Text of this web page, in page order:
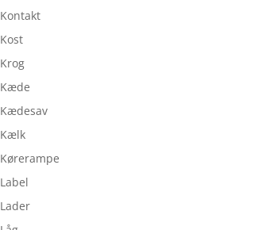
Kontakt
Kost
Krog
Kæde
Kædesav
Kælk
Kørerampe
Label
Lader